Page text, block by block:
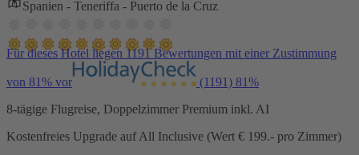
Spanien - Teneriffa - Puerto de la Cruz
Für dieses Hotel liegen 1191 Bewertungen mit einer Zustimmung
von 81% vor (1191) 81%
8-tägige Flugreise, Doppelzimmer Premium inkl. AI
Kostenfreies Upgrade auf All Inclusive (Wert € 199.- pro Zimmer)